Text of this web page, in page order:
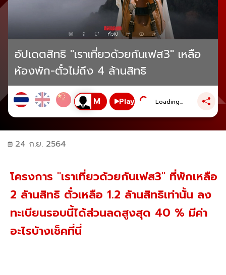
อัปเดตสิทธิ "เราเที่ยวด้วยกันเฟส3" เหลือ
ห้องพัก-ตั๋วไม่ถึง 4 ล้านสิทธิ
Play Loading...
24 ก.ย. 2564
โครงการ "เราเที่ยวด้วยกันเฟส3" ที่พักเหลือ
2 ล้านสิทธิ ตั๋วเหลือ 1.2 ล้านสิทธิเท่านั้น ลง
ทะเบียนรอบนี้ได้ส่วนลดสูงสุด 40 % มีค่า
อะไรบ้างเช็คที่นี่